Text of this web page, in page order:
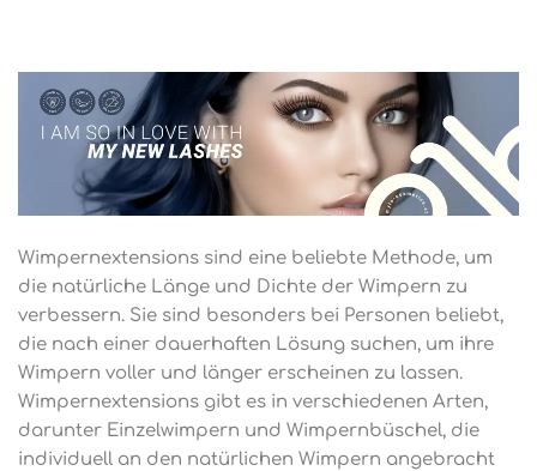
Wimpernextensions sind eine beliebte Methode, um
die natürliche Länge und Dichte der Wimpern zu
verbessern. Sie sind besonders bei Personen beliebt,
die nach einer dauerhaften Lösung suchen, um ihre
Wimpern voller und länger erscheinen zu lassen.
Wimpernextensions gibt es in verschiedenen Arten,
darunter Einzelwimpern und Wimpernbüschel, die
individuell an den natürlichen Wimpern angebracht